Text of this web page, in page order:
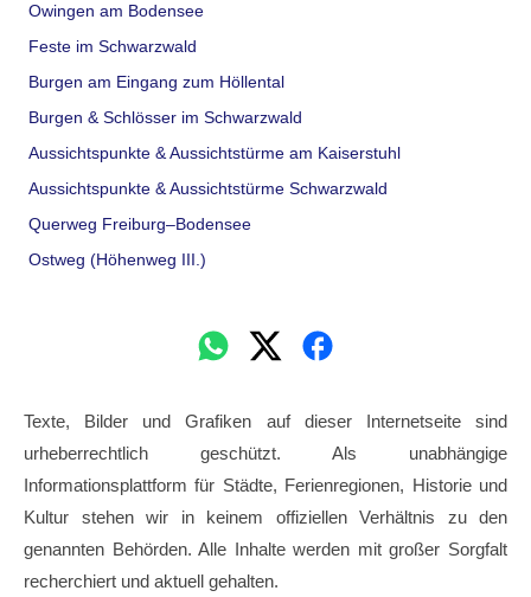
Owingen am Bodensee
Feste im Schwarzwald
Burgen am Eingang zum Höllental
Burgen & Schlösser im Schwarzwald
Aussichtspunkte & Aussichtstürme am Kaiserstuhl
Aussichtspunkte & Aussichtstürme Schwarzwald
Querweg Freiburg–Bodensee
Ostweg (Höhenweg III.)
Texte, Bilder und Grafiken auf dieser Internetseite sind
urheberrechtlich geschützt. Als unabhängige
Informationsplattform für Städte, Ferienregionen, Historie und
Kultur stehen wir in keinem offiziellen Verhältnis zu den
genannten Behörden. Alle Inhalte werden mit großer Sorgfalt
recherchiert und aktuell gehalten.